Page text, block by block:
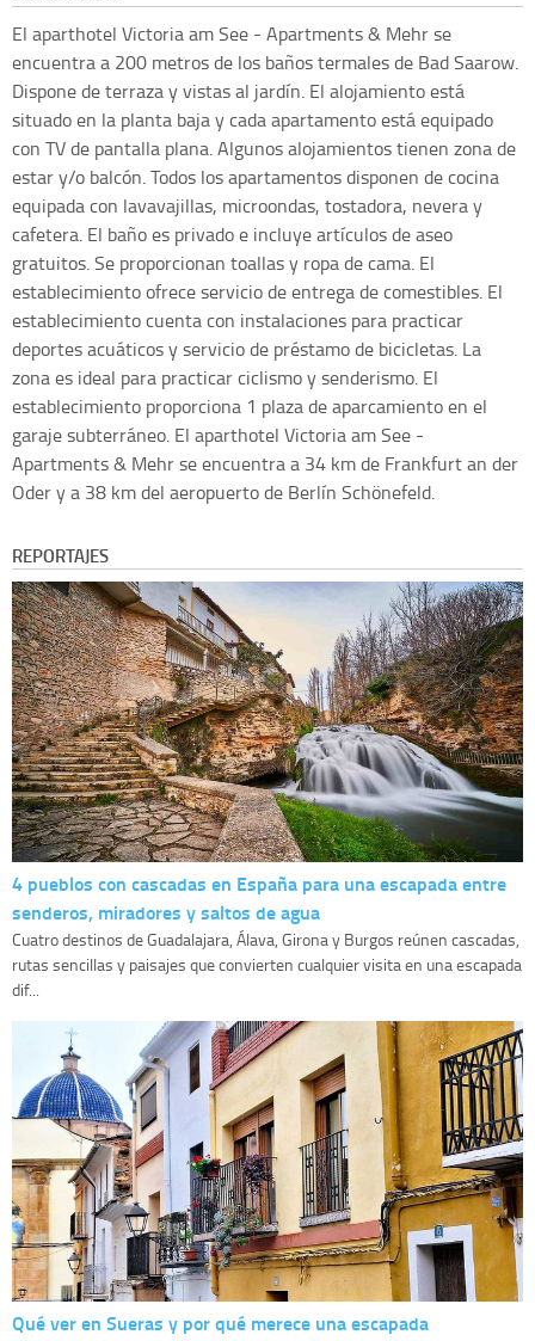
El aparthotel Victoria am See - Apartments & Mehr se
encuentra a 200 metros de los baños termales de Bad Saarow.
Dispone de terraza y vistas al jardín. El alojamiento está
situado en la planta baja y cada apartamento está equipado
con TV de pantalla plana. Algunos alojamientos tienen zona de
estar y/o balcón. Todos los apartamentos disponen de cocina
equipada con lavavajillas, microondas, tostadora, nevera y
cafetera. El baño es privado e incluye artículos de aseo
gratuitos. Se proporcionan toallas y ropa de cama. El
establecimiento ofrece servicio de entrega de comestibles. El
establecimiento cuenta con instalaciones para practicar
deportes acuáticos y servicio de préstamo de bicicletas. La
zona es ideal para practicar ciclismo y senderismo. El
establecimiento proporciona 1 plaza de aparcamiento en el
garaje subterráneo. El aparthotel Victoria am See -
Apartments & Mehr se encuentra a 34 km de Frankfurt an der
Oder y a 38 km del aeropuerto de Berlín Schönefeld.
REPORTAJES
4 pueblos con cascadas en España para una escapada entre
senderos, miradores y saltos de agua
Cuatro destinos de Guadalajara, Álava, Girona y Burgos reúnen cascadas,
rutas sencillas y paisajes que convierten cualquier visita en una escapada
dif...
Qué ver en Sueras y por qué merece una escapada